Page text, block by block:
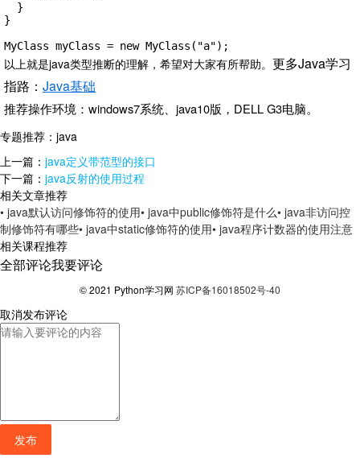
}
MyClass myClass = new MyClass("a");
以上就是java类型推断的理解，希望对大家有所帮助。 更多Java学习
指路： Java基础
推荐操作环境：windows7系统、java10版，DELL G3电脑。
专题推荐： java
上一篇： java定义带范型的接口
下一篇： java反射的使用过程
相关文章推荐
• java默认访问修饰符的使用• java中public修饰符是什么• java非访问控
制修饰符有哪些• java中static修饰符的使用• java程序计数器的使用注意
相关课程推荐
全部评论我要评论
© 2021 Python学习网 苏ICP备16018502号-40
取消发布评论
发布